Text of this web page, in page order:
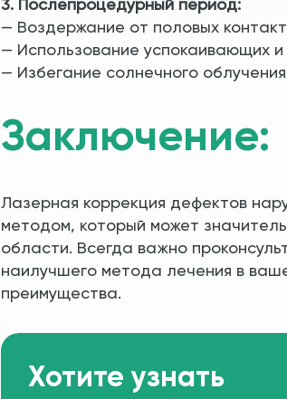
3. Послепроцедурный период:
— Воздержание от половых
— Использование успокаивающих
— Избегание солнечного
Заключение:
Лазерная коррекция дефектов
методом, который может
области. Всегда важно
наилучшего метода лечения в
преимущества.
Хотите узнать